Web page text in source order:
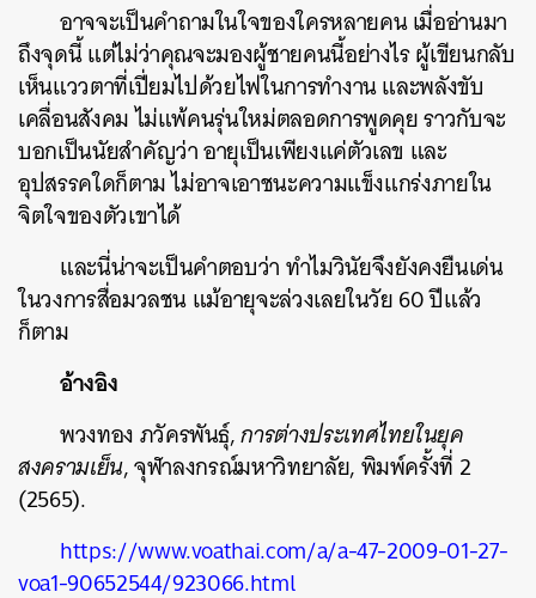
อาจจะเป็นคำถามในใจของใครหลายคน เมื่ออ่านมา
ถึงจุดนี้ แต่ไม่ว่าคุณจะมองผู้ชายคนนี้อย่างไร ผู้เขียนกลับ
เห็นแววตาที่เปี่ยมไปด้วยไฟในการทำงาน และพลังขับ
เคลื่อนสังคม ไม่แพ้คนรุ่นใหม่ตลอดการพูดคุย ราวกับจะ
บอกเป็นนัยสำคัญว่า อายุเป็นเพียงแค่ตัวเลข และ
อุปสรรคใดก็ตาม ไม่อาจเอาชนะความแข็งแกร่งภายใน
จิตใจของตัวเขาได้
และนี่น่าจะเป็นคำตอบว่า ทำไมวินัยจึงยังคงยืนเด่น
ในวงการสื่อมวลชน แม้อายุจะล่วงเลยในวัย 60 ปีแล้ว
ก็ตาม
อ้างอิง
พวงทอง ภวัครพันธุ์,การต่างประเทศไทยในยุค
สงครามเย็น, จุฬาลงกรณ์มหาวิทยาลัย, พิมพ์ครั้งที่ 2
(2565).
https://www.voathai.com/a/a-47-2009-01-27-
voa1-90652544/923066.html